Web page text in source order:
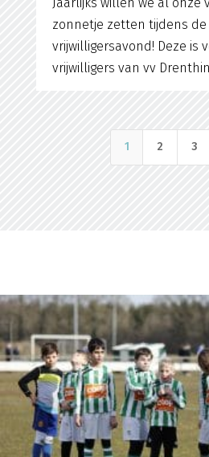
Jaarlijks willen we al onze
zonnetje zetten tijdens de
vrijwilligersavond! Deze is
vrijwilligers van vv
1 2 3